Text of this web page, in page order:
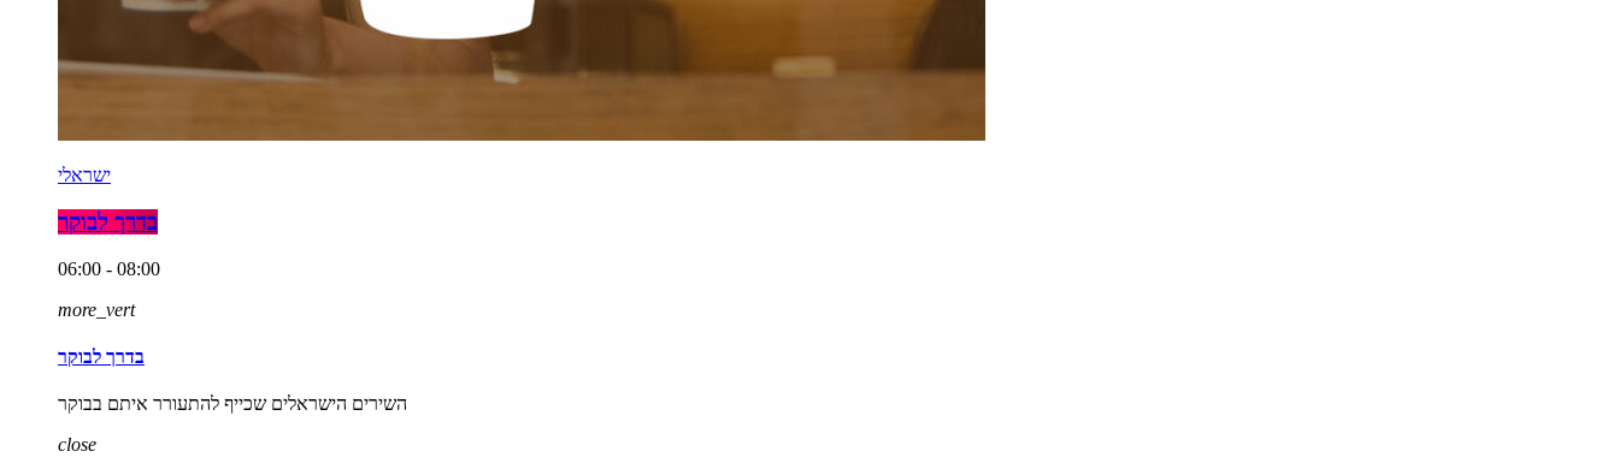
ישראלי
בדרך לבוקר
06:00 - 08:00
more_vert
בדרך לבוקר
השירים הישראלים שכייף להתעורר איתם בבוקר
close